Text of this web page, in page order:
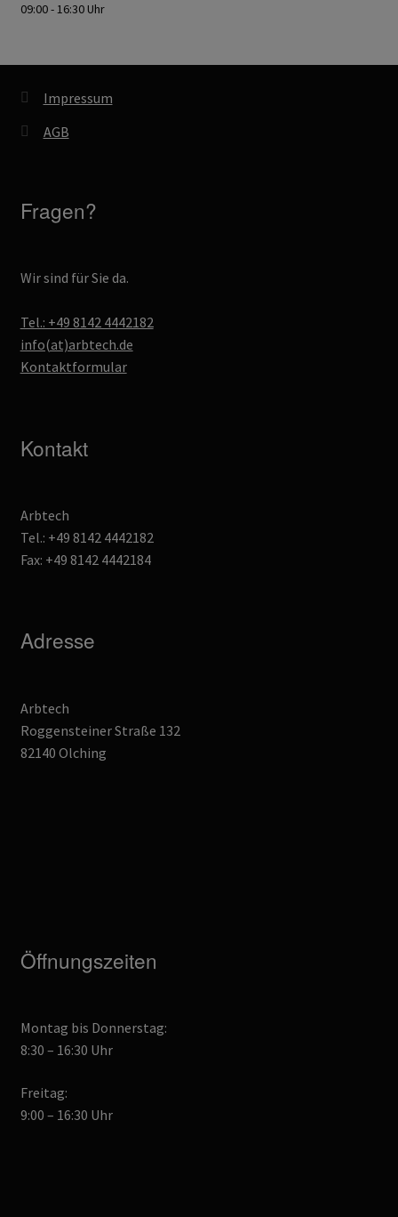
09:00 - 16:30 Uhr
Impressum
AGB
Fragen?
Wir sind für Sie da.
Tel.: +49 8142 4442182
info(at)arbtech.de
Kontaktformular
Kontakt
Arbtech
Tel.: +49 8142 4442182
Fax: +49 8142 4442184
Adresse
Arbtech
Roggensteiner Straße 132
82140 Olching
Öffnungszeiten
Montag bis Donnerstag:
8:30 – 16:30 Uhr
Freitag:
9:00 – 16:30 Uhr